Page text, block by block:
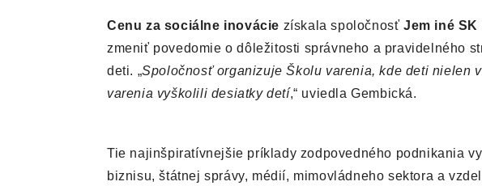
Cenu za sociálne inovácie získala spoločnosť Jem iné SK
zmeniť povedomie o dôležitosti správneho a pravidelného
deti. „Spoločnosť organizuje Školu varenia, kde deti nielen
varenia vyškolili desiatky detí,“ uviedla Gembická.
Tie najinšpiratívnejšie príklady zodpovedného podnikania
biznisu, štátnej správy, médií, mimovládneho sektora a